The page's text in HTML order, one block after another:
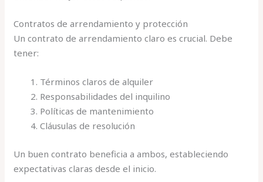
Contratos de arrendamiento y protección
Un contrato de arrendamiento claro es crucial. Debe
tener:
Términos claros de alquiler
Responsabilidades del inquilino
Políticas de mantenimiento
Cláusulas de resolución
Un buen contrato beneficia a ambos, estableciendo
expectativas claras desde el inicio.